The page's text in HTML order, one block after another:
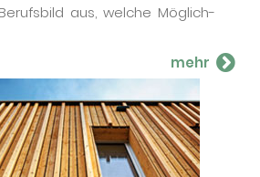
aus, wel­che Mög­lich­